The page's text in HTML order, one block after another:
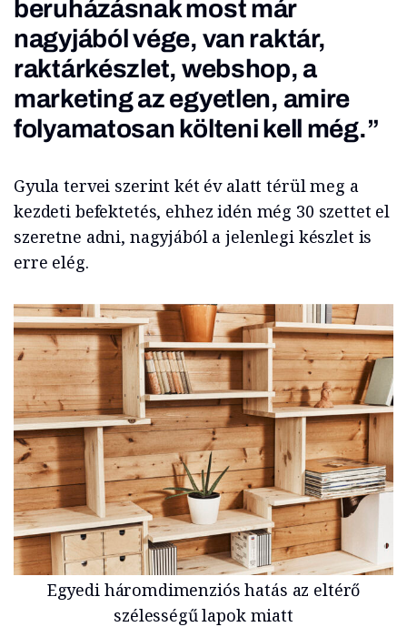
beruházásnak most már
nagyjából vége, van raktár,
raktárkészlet, webshop, a
marketing az egyetlen, amire
folyamatosan költeni kell még.”
Gyula tervei szerint két év alatt térül meg a
kezdeti befektetés, ehhez idén még 30 szettet el
szeretne adni, nagyjából a jelenlegi készlet is
erre elég.
Egyedi háromdimenziós hatás az eltérő
szélességű lapok miatt